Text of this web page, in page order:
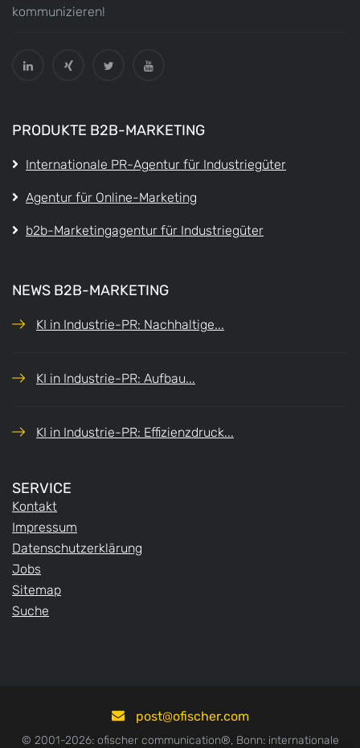
kommunizieren!
PRODUKTE B2B-MARKETING
Internationale PR-Agentur für Industriegüter
Agentur für Online-Marketing
b2b-Marketingagentur für Industriegüter
NEWS B2B-MARKETING
KI in Industrie-PR: Nachhaltige...
KI in Industrie-PR: Aufbau...
KI in Industrie-PR: Effizienzdruck...
SERVICE
Kontakt
Impressum
Datenschutzerklärung
Jobs
Sitemap
Suche
post ofischer.com
© 2001-2026: ofischer communication®, Bonn: internationale